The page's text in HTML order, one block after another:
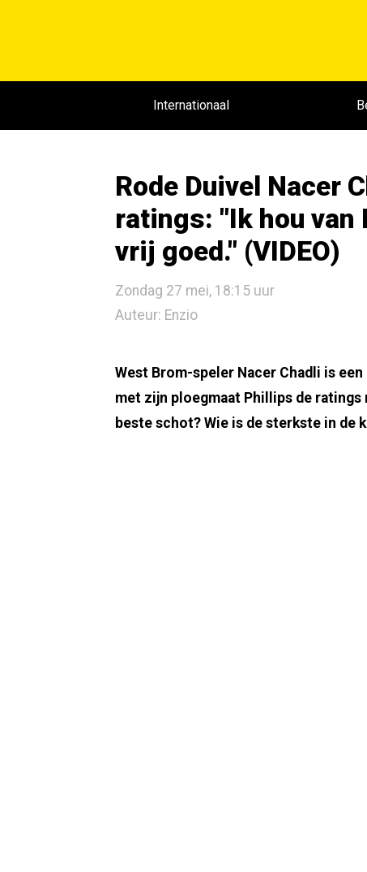
Internationaal
Rode Duivel Nacer
ratings: "Ik hou van
vrij goed." (VIDEO)
Zondag 27 mei, 18:15 uur
Auteur: Enzio
West Brom-speler Nacer Chadli is
met zijn ploegmaat Phillips de
beste schot? Wie is de sterkste in de